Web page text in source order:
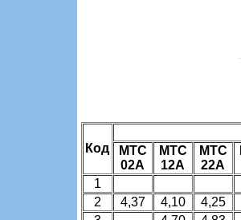
Код
MTC
02A
MTC
12A
MTC
22A
1
2
4,37 4,10
4,25